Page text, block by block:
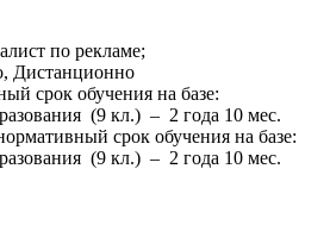
по рекламе;
Дистанционно
срок обучения на базе:
(9 кл.) – 2 года 10 мес.
срок обучения на базе:
(9 кл.) – 2 года 10 мес.